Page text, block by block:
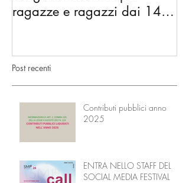
ragazze e ragazzi dai 14 ai
Post recenti
Contributi pubblici anno
2025
ENTRA NELLO STAFF DEL
SOCIAL MEDIA FESTIVAL